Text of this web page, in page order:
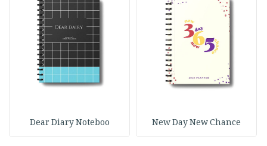
New Day New Chance
Dear Diary Noteboo